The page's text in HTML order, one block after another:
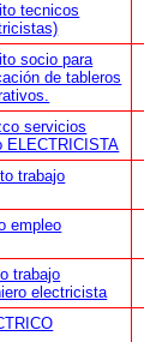
tecnicos
socio para
de tableros
servicios
ELECTRICISTA
trabajo
empleo
trabajo
electricista